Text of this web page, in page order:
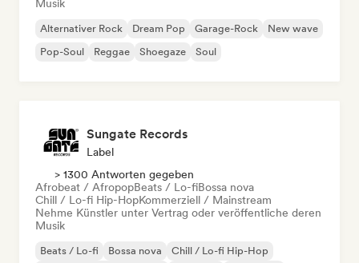
Musik
Alternativer Rock Dream Pop Garage-Rock
New wave
Pop-Soul
Reggae Shoegaze Soul
Sungate Records
Label
> 1300 Antworten gegeben
Afrobeat / AfropopBeats / Lo-fiBossa nova
Chill / Lo-fi Hip-HopKommerziell / Mainstream
Nehme Künstler unter Vertrag oder veröffentliche deren
Musik
Beats / Lo-fi Bossa nova
Chill / Lo-fi Hip-Hop